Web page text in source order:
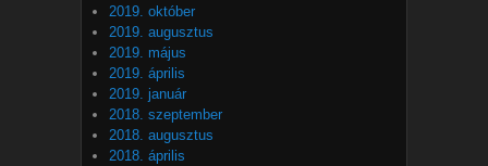
2019. október
2019. augusztus
2019. május
2019. április
2019. január
2018. szeptember
2018. augusztus
2018. április